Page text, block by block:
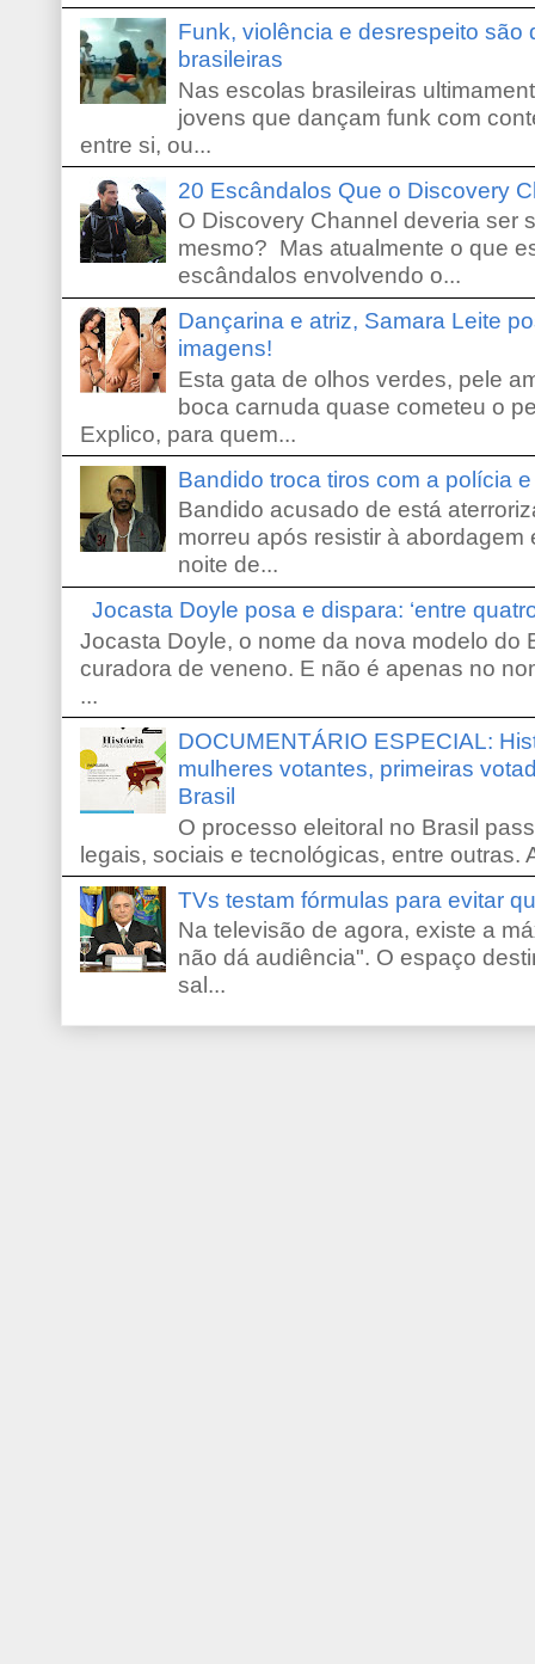
Funk, violência e desrespeito são
brasileiras
Nas escolas brasileiras
jovens que dançam funk com
entre si, ou...
20 Escândalos Que o Discovery
O Discovery Channel deveria ser
mesmo? Mas atualmente o que
escândalos envolvendo o...
Dançarina e atriz, Samara Leite
imagens!
Esta gata de olhos verdes, pele
boca carnuda quase cometeu o
Explico, para quem...
Bandido troca tiros com a polícia
Bandido acusado de está
morreu após resistir à
noite de...
Jocasta Doyle posa e dispara: ‘entre
Jocasta Doyle, o nome da nova modelo do
curadora de veneno. E não é apenas no
...
DOCUMENTÁRIO ESPECIAL:
mulheres votantes, primeiras
Brasil
O processo eleitoral no Brasil
legais, sociais e tecnológicas, entre outras.
TVs testam fórmulas para evitar
Na televisão de agora, existe a
não dá audiência". O espaço
sal...